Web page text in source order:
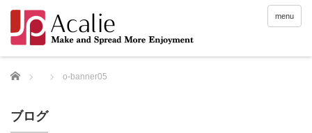
menu
Home o-banner05
ブログ